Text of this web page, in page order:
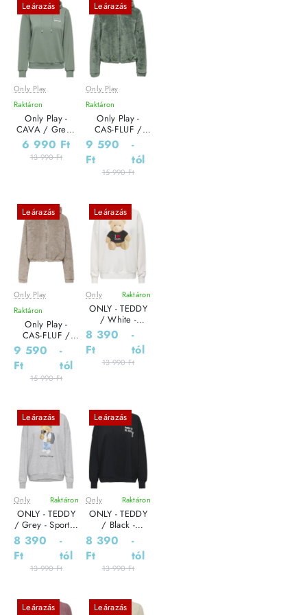
Leárazás
Only Play
Raktáron
Only Play -
CAVA / Green
- Sportos Női
pulóver
6 990 Ft
13 990 Ft
Leárazás
Only Play
Raktáron
Only Play -
CAS-FLUF /
Green - Elegáns
Női pulóver
9 590
Ft
-
tól
15 990 Ft
Leárazás
Only Play
Raktáron
Only Play -
CAS-FLUF /
Brown - Elegáns
Női pulóver
9 590
Ft
-
tól
15 990 Ft
Leárazás
Only Raktáron
ONLY - TEDDY
/ White -
Sportos Női
pulóver
8 390
Ft
-
tól
13 990 Ft
Leárazás
Only Raktáron
ONLY - TEDDY
/ Grey - Sportos
Női pulóver
8 390
Ft
-
tól
13 990 Ft
Leárazás
Only Raktáron
ONLY - TEDDY
/ Black -
Sportos Női
pulóver
8 390
Ft
-
tól
13 990 Ft
Leárazás Leárazás